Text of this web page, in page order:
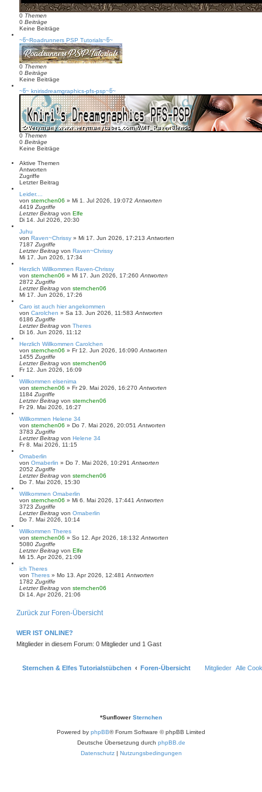
0 Themen
0 Beiträge
Keine Beiträge
~წ~Roadrunners PSP Tutorials~წ~
0 Themen
0 Beiträge
Keine Beiträge
~წ~ knirisdreamgraphics-pfs-psp~წ~
0 Themen
0 Beiträge
Keine Beiträge
Aktive Themen
Antworten
Zugriffe
Letzter Beitrag
Leider....
von sternchen06 » Mi 1. Jul 2026, 19:072 Antworten
4419 Zugriffe
Letzter Beitrag von Elfe
Di 14. Jul 2026, 20:30
Juhu
von Raven~Chrissy » Mi 17. Jun 2026, 17:213 Antworten
7187 Zugriffe
Letzter Beitrag von Raven~Chrissy
Mi 17. Jun 2026, 17:34
Herzlich Willkommen Raven-Chrissy
von sternchen06 » Mi 17. Jun 2026, 17:260 Antworten
2872 Zugriffe
Letzter Beitrag von sternchen06
Mi 17. Jun 2026, 17:26
Caro ist auch hier angekommen
von Carolchen » Sa 13. Jun 2026, 11:583 Antworten
6186 Zugriffe
Letzter Beitrag von Theres
Di 16. Jun 2026, 11:12
Herzlich Willkommen Carolchen
von sternchen06 » Fr 12. Jun 2026, 16:090 Antworten
1455 Zugriffe
Letzter Beitrag von sternchen06
Fr 12. Jun 2026, 16:09
Willkommen elsenima
von sternchen06 » Fr 29. Mai 2026, 16:270 Antworten
1184 Zugriffe
Letzter Beitrag von sternchen06
Fr 29. Mai 2026, 16:27
Willkommen Helene 34
von sternchen06 » Do 7. Mai 2026, 20:051 Antworten
3783 Zugriffe
Letzter Beitrag von Helene 34
Fr 8. Mai 2026, 11:15
Omaberlin
von Omaberlin » Do 7. Mai 2026, 10:291 Antworten
2052 Zugriffe
Letzter Beitrag von sternchen06
Do 7. Mai 2026, 15:30
Willkommen Omaberlin
von sternchen06 » Mi 6. Mai 2026, 17:441 Antworten
3723 Zugriffe
Letzter Beitrag von Omaberlin
Do 7. Mai 2026, 10:14
Willkommen Theres
von sternchen06 » So 12. Apr 2026, 18:132 Antworten
5080 Zugriffe
Letzter Beitrag von Elfe
Mi 15. Apr 2026, 21:09
ich Theres
von Theres » Mo 13. Apr 2026, 12:481 Antworten
1782 Zugriffe
Letzter Beitrag von sternchen06
Di 14. Apr 2026, 21:06
Zurück zur Foren-Übersicht
WER IST ONLINE?
Mitglieder in diesem Forum: 0 Mitglieder und 1 Gast
Sternchen & Elfes Tutorialstübchen Foren-Übersicht Alle
Mitglieder
*Sunflower Sternchen
Powered by phpBB® Forum Software © phpBB Limited
Deutsche Übersetzung durch phpBB.de
Datenschutz | Nutzungsbedingungen